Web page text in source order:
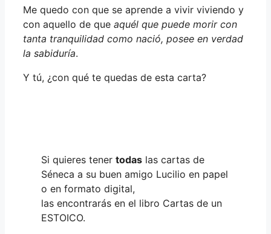
Me quedo con que se aprende a vivir viviendo y
con aquello de que aquél que puede morir con
tanta tranquilidad como nació, posee en verdad
la sabiduría.
Y tú, ¿con qué te quedas de esta carta?
Si quieres tener todas las cartas de
Séneca a su buen amigo Lucilio en papel
o en formato digital,
las encontrarás en el libro Cartas de un
ESTOICO.